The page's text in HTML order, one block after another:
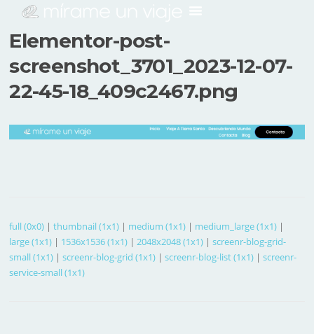
Elementor-post-
screenshot_3701_2023-12-07-
22-45-18_409c2467.png
full (0x0) |thumbnail (1x1) | medium (1x1) | medium_large (1x1) |
large (1x1) | 1536x1536 (1x1) |2048x2048 (1x1) |screenr-blog-grid-
small (1x1) |screenr-blog-grid (1x1) |screenr-blog-list (1x1) |screenr-
service-small (1x1)